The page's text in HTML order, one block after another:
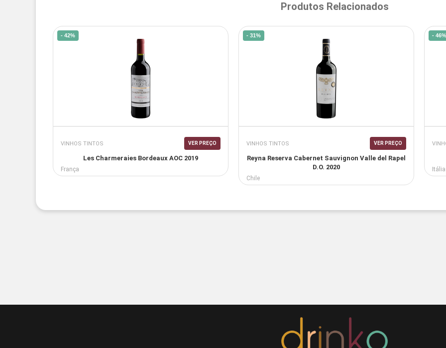
Produtos Relacionados
- 42%
VINHOS TINTOS VER PREÇO
Les Charmeraies Bordeaux AOC 2019
França
- 31%
VINHOS TINTOS VER PREÇO
Reyna Reserva Cabernet Sauvignon Valle del Rapel
D.O. 2020
Chile
-
Itália